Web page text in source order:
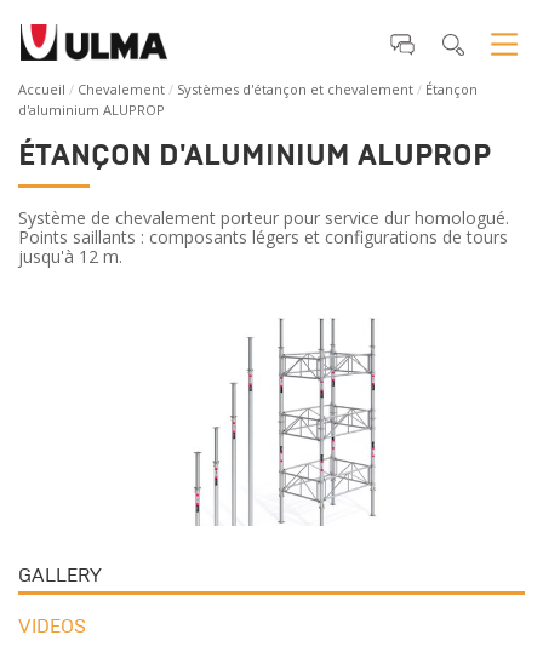
Accueil Chevalement Systèmes d'étançon et chevalement
Étançon
d'aluminium ALUPROP
ÉTANÇON D'ALUMINIUM ALUPROP
Système de chevalement porteur pour service dur homologué.
Points saillants : composants légers et configurations de tours
jusqu'à 12 m.
GALLERY
VIDEOS